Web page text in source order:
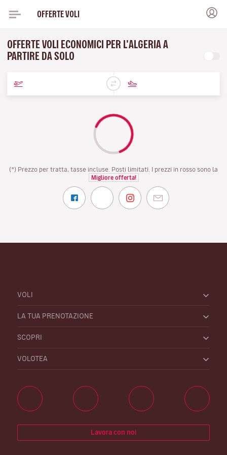
OFFERTE VOLI
OFFERTE VOLI ECONOMICI PER L'ALGERIA A
PARTIRE DA SOLO
(*) Prezzo per tratta, tasse incluse. Posti limitati. I prezzi in rosso sono la
Migliore offerta!
VOLI
LA TUA PRENOTAZIONE
SCOPRI
VOLOTEA
Lavora con noi